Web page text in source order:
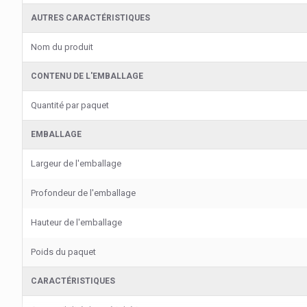
AUTRES CARACTÉRISTIQUES
Nom du produit
CONTENU DE L'EMBALLAGE
Quantité par paquet
EMBALLAGE
Largeur de l'emballage
Profondeur de l'emballage
Hauteur de l'emballage
Poids du paquet
CARACTÉRISTIQUES